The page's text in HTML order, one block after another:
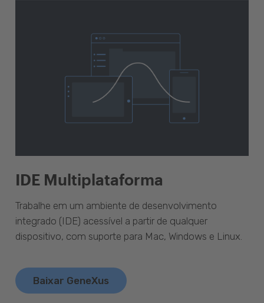
IDE Multiplataforma
Trabalhe em um ambiente de desenvolvimento
integrado (IDE) acessível a partir de qualquer
dispositivo, com suporte para Mac, Windows e Linux.
Baixar GeneXus